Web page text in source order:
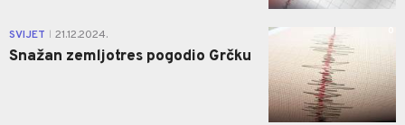
SVIJET 21.12.2024.
Snažan zemljotres pogodio Grčku